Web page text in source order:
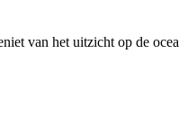
van het uitzicht op de